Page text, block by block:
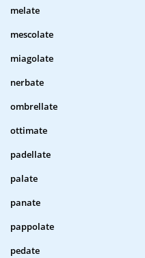
melate
mescolate
miagolate
nerbate
ombrellate
ottimate
padellate
palate
panate
pappolate
pedate